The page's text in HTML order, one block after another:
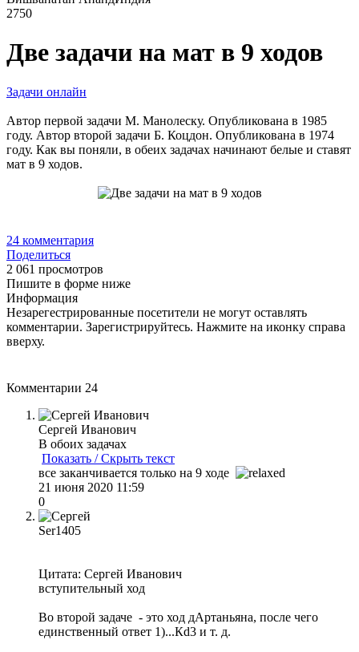
2750
Две задачи на мат в 9 ходов
Задачи онлайн
Автор первой задачи М. Манолеску. Опубликована в 1985
году. Автор второй задачи Б. Коцдон. Опубликована в 1974
году. Как вы поняли, в обеих задачах начинают белые и ставят
мат в 9 ходов.
24 комментария
Поделиться
2 061 просмотров
Пишите в форме ниже
Информация
Незарегестрированные посетители не могут оставлять
комментарии. Зарегистрируйтесь. Нажмите на иконку справа
вверху.
Комментарии 24
Сергей Иванович
В обоих задачах
Показать / Скрыть текст
все заканчивается только на 9 ходе
21 июня 2020 11:59
0
Ser1405
Цитата: Сергей Иванович
вступительный ход
Во второй задаче - это ход дАртаньяна, после чего
единственный ответ 1)...Кd3 и т. д.